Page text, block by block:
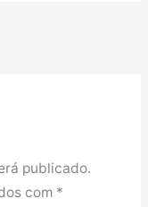
publicado.
com *